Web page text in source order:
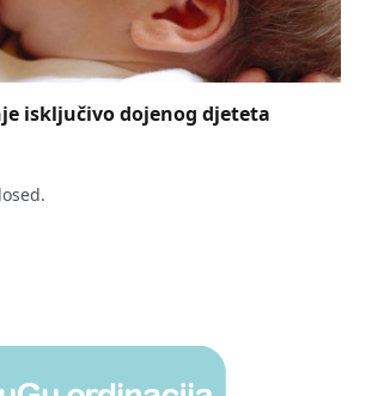
isključivo dojenog djeteta